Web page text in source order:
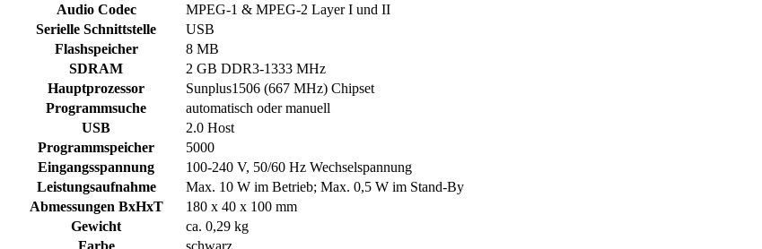
Audio Codec
MPEG-1 & MPEG-2 Layer I und II
Serielle Schnittstelle
USB
Flashspeicher
8 MB
SDRAM
2 GB DDR3-1333 MHz
Hauptprozessor
Sunplus1506 (667 MHz) Chipset
Programmsuche
automatisch oder manuell
USB
2.0 Host
Programmspeicher
5000
Eingangsspannung
100-240 V, 50/60 Hz Wechselspannung
Leistungsaufnahme
Max. 10 W im Betrieb; Max. 0,5 W im Stand-By
Abmessungen BxHxT
180 x 40 x 100 mm
Gewicht
ca. 0,29 kg
Farbe
schwarz